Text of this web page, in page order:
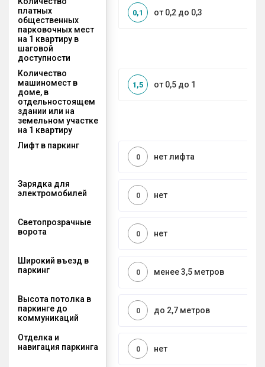
платных
общественных
парковочных мест
на 1 квартиру в
шаговой
доступности
от 0,2 до 0,3
0,1
Количество
машиномест в
доме, в
отдельностоящем
здании или на
земельном участке
на 1 квартиру
от 0,5 до 1
1,5
Лифт в паркинг
нет лифта
0
Зарядка для
электромобилей
нет
0
Светопрозрачные
ворота
нет
0
Широкий въезд в
паркинг
менее 3,5 метров
0
Высота потолка в
паркинге до
коммуникаций
до 2,7 метров
0
Отделка и
навигация паркинга
нет
0